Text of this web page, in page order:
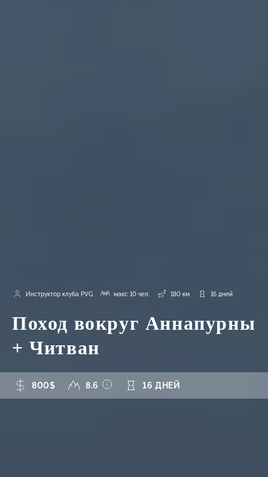
Инструктор клуба PVG макс 10 чел. 180 км 16 дней
Поход вокруг Аннапурны
+ Читван
800$ 8.6 16 ДНЕЙ